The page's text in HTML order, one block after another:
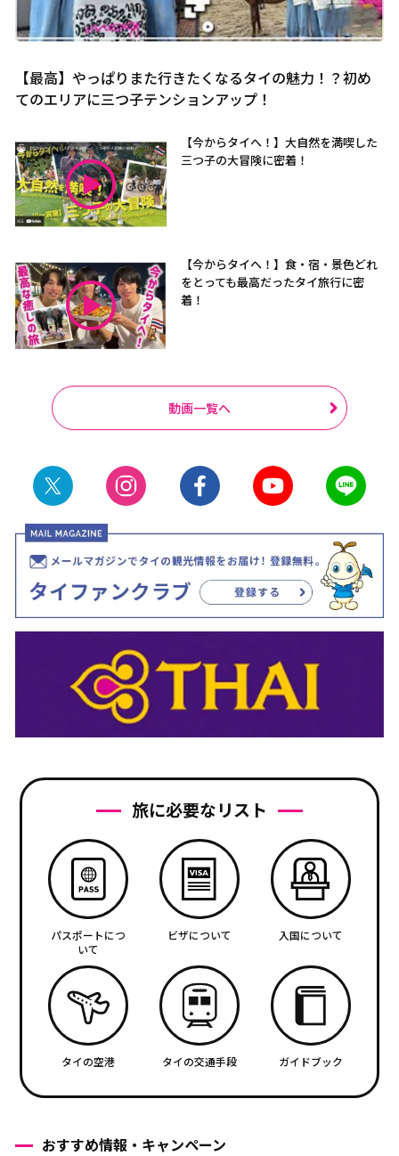
【最高】やっぱりまた行きたくなるタイの魅力！？初め
てのエリアに三つ子テンションアップ！
【今からタイへ！】大自然を満喫した
三つ子の大冒険に密着！
【今からタイへ！】食・宿・景色どれ
をとっても最高だったタイ旅行に密
着！
動画一覧へ
旅に必要なリスト
パスポートにつ
いて
ビザについて 入国について
タイの空港 タイの交通手段 ガイドブック
おすすめ情報・キャンペーン